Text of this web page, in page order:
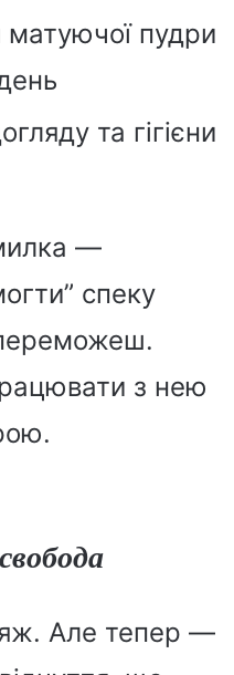
матуючої пудри
та гігієни
—
спеку
з нею
Але тепер —